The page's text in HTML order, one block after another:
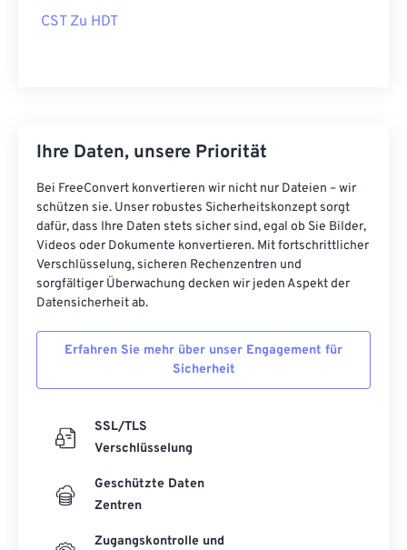
CST Zu HDT
Ihre Daten, unsere Priorität
Bei FreeConvert konvertieren wir nicht nur Dateien – wir
schützen sie. Unser robustes Sicherheitskonzept sorgt
dafür, dass Ihre Daten stets sicher sind, egal ob Sie Bilder,
Videos oder Dokumente konvertieren. Mit fortschrittlicher
Verschlüsselung, sicheren Rechenzentren und
sorgfältiger Überwachung decken wir jeden Aspekt der
Datensicherheit ab.
Erfahren Sie mehr über unser Engagement für
Sicherheit
SSL/TLS
Verschlüsselung
Geschützte Daten
Zentren
Zugangskontrolle und